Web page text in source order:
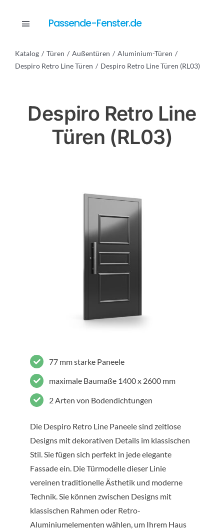
Toggle
Katalog
Anfrage
Passende-Fenster.de
Katalog Türen Außentüren
Aluminium-Türen
Despiro Retro Line Türen
Despiro Retro Line Türen (RL03)
Despiro Retro Line
Türen (RL03)
77 mm starke Paneele
maximale Baumaße 1400 x 2600 mm
2 Arten von Bodendichtungen
Die Despiro Retro Line Paneele sind zeitlose
Designs mit dekorativen Details im klassischen
Stil. Sie fügen sich perfekt in jede elegante
Fassade ein. Die Türmodelle dieser Linie
vereinen traditionelle Ästhetik und moderne
Technik. Sie können zwischen Designs mit
klassischen Rahmen oder Retro-
Aluminiumelementen wählen, um Ihrem Haus